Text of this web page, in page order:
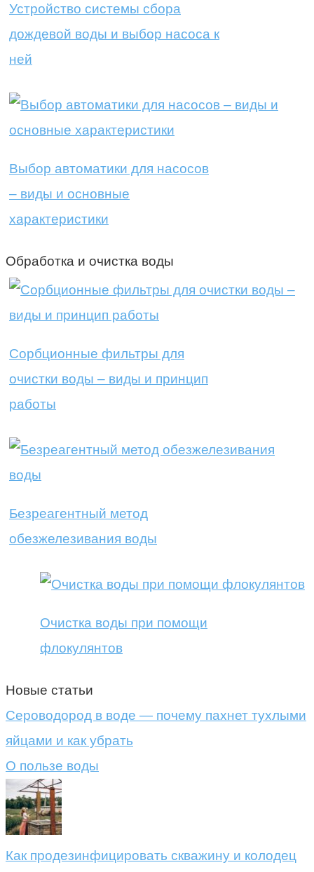
Устройство системы сбора
дождевой воды и выбор насоса к
ней
Выбор автоматики для насосов
– виды и основные
характеристики
Обработка и очистка воды
Сорбционные фильтры для
очистки воды – виды и принцип
работы
Безреагентный метод
обезжелезивания воды
Очистка воды при помощи
флокулянтов
Новые статьи
Сероводород в воде — почему пахнет тухлыми
яйцами и как убрать
О пользе воды
Как продезинфицировать скважину и колодец